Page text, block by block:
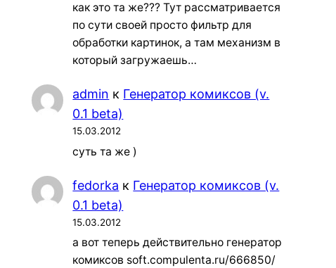
как это та же??? Тут рассматривается
по сути своей просто фильтр для
обработки картинок, а там механизм в
который загружаешь…
admin к Генератор комиксов (v.
0.1 beta)
15.03.2012
суть та же )
fedorka к Генератор комиксов (v.
0.1 beta)
15.03.2012
а вот теперь действительно генератор
комиксов soft.compulenta.ru/666850/